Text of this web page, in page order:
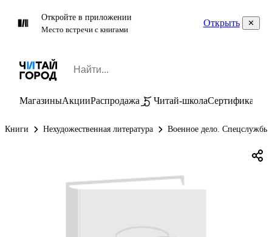
Откройте в приложении
Место встречи с книгами
Открыть
МагазиныАкцииРаспродажа Читай-школаСертификаты
Книги Нехудожественная литература Военное дело. Спецслужбы